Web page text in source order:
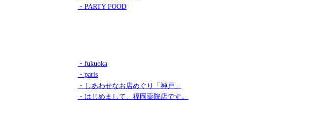
・PARTY FOOD
・fukuoka
・paris
・しあわせなお店めぐり「神戸」
・はじめまして、福岡薬院店です。